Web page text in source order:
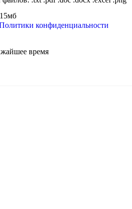
конфиденциальности
время